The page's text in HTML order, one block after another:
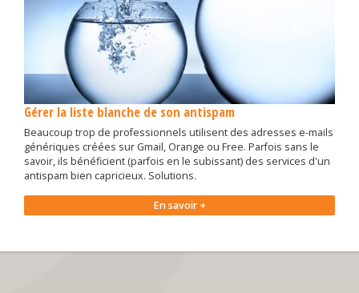
Gérer la liste blanche de son antispam
Beaucoup trop de professionnels utilisent des adresses e-mails
génériques créées sur Gmail, Orange ou Free. Parfois sans le
savoir, ils bénéficient (parfois en le subissant) des services d'un
antispam bien capricieux. Solutions.
En savoir +